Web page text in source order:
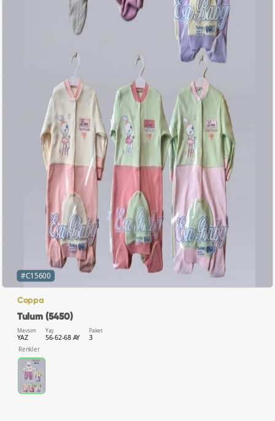
#C15600
Coppa
Tulum (5450)
Mevsim
YAZ
Yaş
56-62-68 AY
Paket
3
Renkler